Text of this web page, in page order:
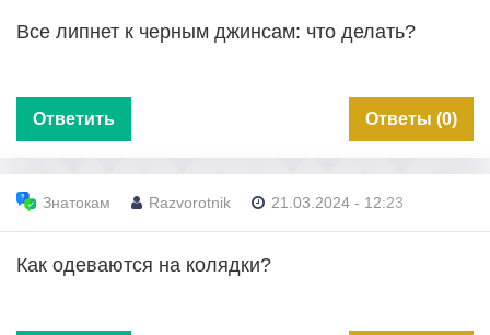
Все липнет к черным джинсам: что делать?
Ответить Ответы (0)
Знатокам Razvorotnik 21.03.2024 - 12:23
Как одеваются на колядки?